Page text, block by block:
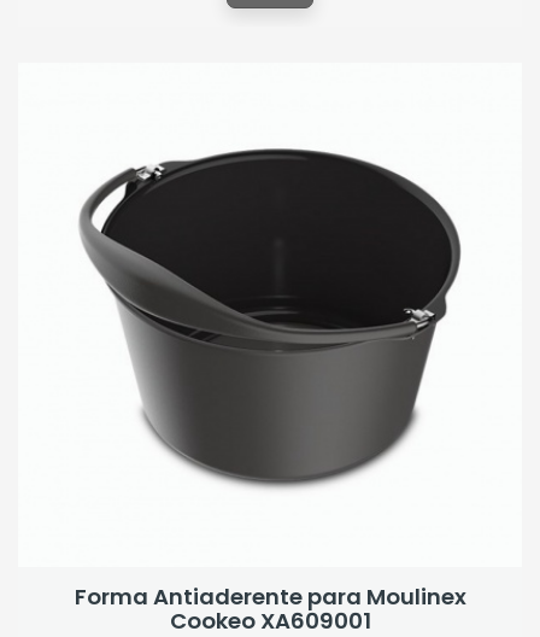
Forma Antiaderente para Moulinex
Cookeo XA609001